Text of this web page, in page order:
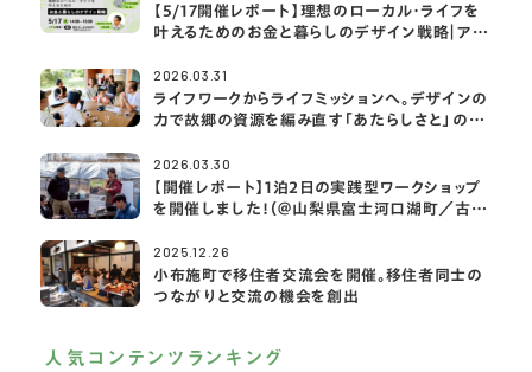
【5/17開催レポート】理想のローカル・ライフを
叶えるためのお金と暮らしのデザイン戦略｜アク
2026.03.31
ライフワークからライフミッションへ。デザインの
力で故郷の資源を編み直す「あたらしさと」の挑
2026.03.30
【開催レポート】1泊2日の実践型ワークショップ
を開催しました！（＠山梨県富士河口湖町／古民
2025.12.26
小布施町で移住者交流会を開催。移住者同士の
つながりと交流の機会を創出
人気コンテンツランキング